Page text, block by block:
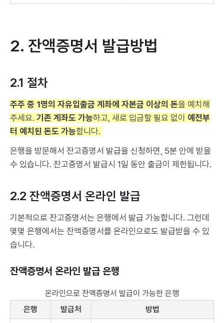
2. 잔액증명서 발급방법
2.1 절차
주주 중 1명의 자유입출금 계좌에 자본금 이상의 돈을 예치해
주세요. 기존 계좌도 가능하고, 새로 입금할 필요 없이 예전부
터 예치된 돈도 가능합니다.
은행을 방문해서 잔고증명서 발급을 신청하면, 5분 안에 받을
수 있습니다. 잔고증명서 발급시 1일 동안 출금이 제한됩니다.
2.2 잔액증명서 온라인 발급
기본적으로 잔고증명서는 은행에서 발급 가능합니다. 그런데
몇몇 은행에서는 잔액증명서를 온라인으로도 발급받을 수 있
습니다.
잔액증명서 온라인 발급 은행
온라인으로 잔액증명서 발급이 가능한 은행
은행
발급처 방법